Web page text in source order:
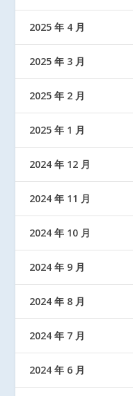
2025 年 4 月
2025 年 3 月
2025 年 2 月
2025 年 1 月
2024 年 12 月
2024 年 11 月
2024 年 10 月
2024 年 9 月
2024 年 8 月
2024 年 7 月
2024 年 6 月